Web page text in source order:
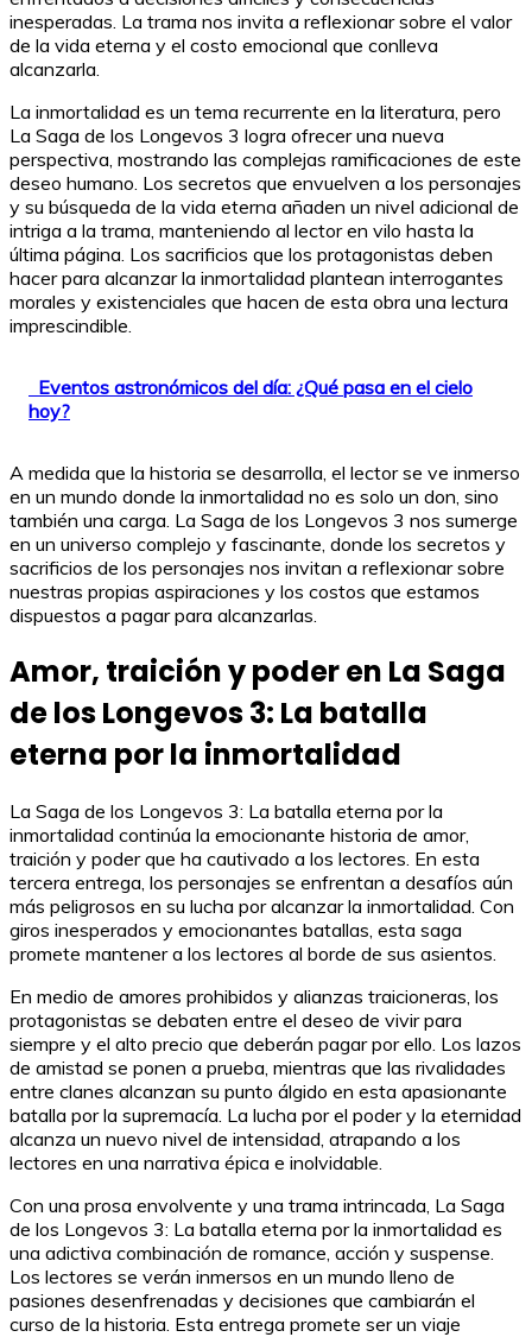
inesperadas. La trama nos invita a reflexionar sobre el valor
de la vida eterna y el costo emocional que conlleva
alcanzarla.
La inmortalidad es un tema recurrente en la literatura, pero
La Saga de los Longevos 3 logra ofrecer una nueva
perspectiva, mostrando las complejas ramificaciones de este
deseo humano. Los secretos que envuelven a los personajes
y su búsqueda de la vida eterna añaden un nivel adicional de
intriga a la trama, manteniendo al lector en vilo hasta la
última página. Los sacrificios que los protagonistas deben
hacer para alcanzar la inmortalidad plantean interrogantes
morales y existenciales que hacen de esta obra una lectura
imprescindible.
Eventos astronómicos del día: ¿Qué pasa en el cielo
hoy?
A medida que la historia se desarrolla, el lector se ve inmerso
en un mundo donde la inmortalidad no es solo un don, sino
también una carga. La Saga de los Longevos 3 nos sumerge
en un universo complejo y fascinante, donde los secretos y
sacrificios de los personajes nos invitan a reflexionar sobre
nuestras propias aspiraciones y los costos que estamos
dispuestos a pagar para alcanzarlas.
Amor, traición y poder en La Saga
de los Longevos 3: La batalla
eterna por la inmortalidad
La Saga de los Longevos 3: La batalla eterna por la
inmortalidad continúa la emocionante historia de amor,
traición y poder que ha cautivado a los lectores. En esta
tercera entrega, los personajes se enfrentan a desafíos aún
más peligrosos en su lucha por alcanzar la inmortalidad. Con
giros inesperados y emocionantes batallas, esta saga
promete mantener a los lectores al borde de sus asientos.
En medio de amores prohibidos y alianzas traicioneras, los
protagonistas se debaten entre el deseo de vivir para
siempre y el alto precio que deberán pagar por ello. Los lazos
de amistad se ponen a prueba, mientras que las rivalidades
entre clanes alcanzan su punto álgido en esta apasionante
batalla por la supremacía. La lucha por el poder y la eternidad
alcanza un nuevo nivel de intensidad, atrapando a los
lectores en una narrativa épica e inolvidable.
Con una prosa envolvente y una trama intrincada, La Saga
de los Longevos 3: La batalla eterna por la inmortalidad es
una adictiva combinación de romance, acción y suspense.
Los lectores se verán inmersos en un mundo lleno de
pasiones desenfrenadas y decisiones que cambiarán el
curso de la historia. Esta entrega promete ser un viaje